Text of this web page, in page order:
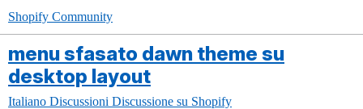
Shopify Community
menu sfasato dawn theme su
desktop layout
Italiano Discussioni Discussione su Shopify